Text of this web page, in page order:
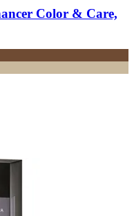
Color & Care,